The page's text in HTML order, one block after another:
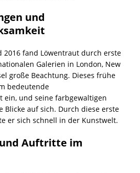
und
2016 fand Löwentraut durch erste
Galerien in London, New
große Beachtung. Dieses frühe
bedeutende
ein, und seine farbgewaltigen
Blicke auf sich. Durch diese erste
er sich schnell in der Kunstwelt.
Auftritte im